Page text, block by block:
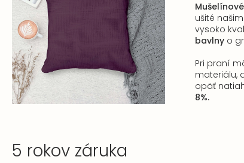
ušité
vysoko
bavlny o
Pri praní
materiálu,
opäť
8%.
5 rokov záruka